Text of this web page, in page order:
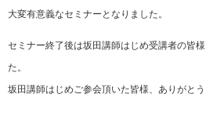
大変有意義なセミナーとなりました。
セミナー終了後は坂田講師はじめ受講者の皆
た。
坂田講師はじめご参会頂いた皆様、ありがとう